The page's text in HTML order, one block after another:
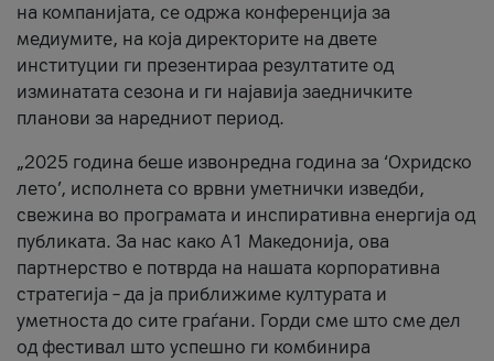
на компанијата, се одржа конференција за
медиумите, на која директорите на двете
институции ги презентираа резултатите од
изминатата сезона и ги најавија заедничките
планови за наредниот период.
„2025 година беше извонредна година за ‘Охридско
лето’, исполнета со врвни уметнички изведби,
свежина во програмата и инспиративна енергија од
публиката. За нас како A1 Македонија, ова
партнерство е потврда на нашата корпоративна
стратегија – да ја приближиме културата и
уметноста до сите граѓани. Горди сме што сме дел
од фестивал што успешно ги комбинира